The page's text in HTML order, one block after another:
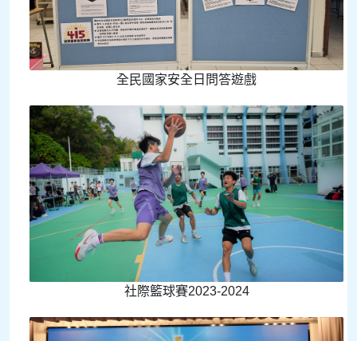
全民國家安全日問答遊戲
社際籃球賽2023-2024